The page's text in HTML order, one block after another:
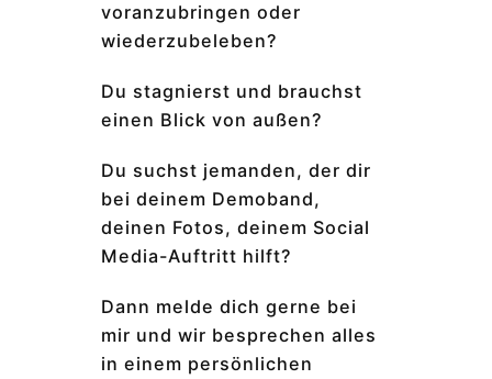
voranzubringen oder
wiederzubeleben?
Du stagnierst und brauchst
einen Blick von außen?
Du suchst jemanden, der dir
bei deinem Demoband,
deinen Fotos, deinem Social
Media-Auftritt hilft?
Dann melde dich gerne bei
mir und wir besprechen alles
in einem persönlichen